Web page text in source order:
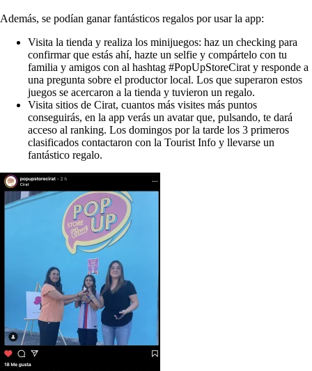
Además, se podían ganar fantásticos regalos por usar la app:
Visita la tienda y realiza los minijuegos: haz un checking para
confirmar que estás ahí, hazte un selfie y compártelo con tu
familia y amigos con al hashtag #PopUpStoreCirat y responde a
una pregunta sobre el productor local. Los que superaron estos
juegos se acercaron a la tienda y tuvieron un regalo.
Visita sitios de Cirat, cuantos más visites más puntos
conseguirás, en la app verás un avatar que, pulsando, te dará
acceso al ranking. Los domingos por la tarde los 3 primeros
clasificados contactaron con la Tourist Info y llevarse un
fantástico regalo.